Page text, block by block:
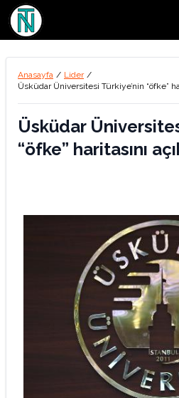
Anasayfa / Lider /
Üsküdar Üniversitesi Türkiye’nin “öfke”
Üsküdar
“öfke” haritasını